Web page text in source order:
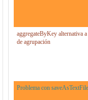
aggregateByKey alternativa
de agrupación
Problema con